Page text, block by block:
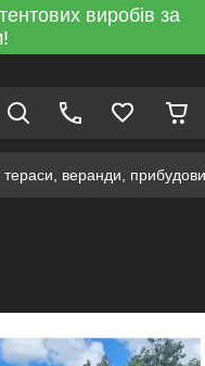
виробів за
веранди,